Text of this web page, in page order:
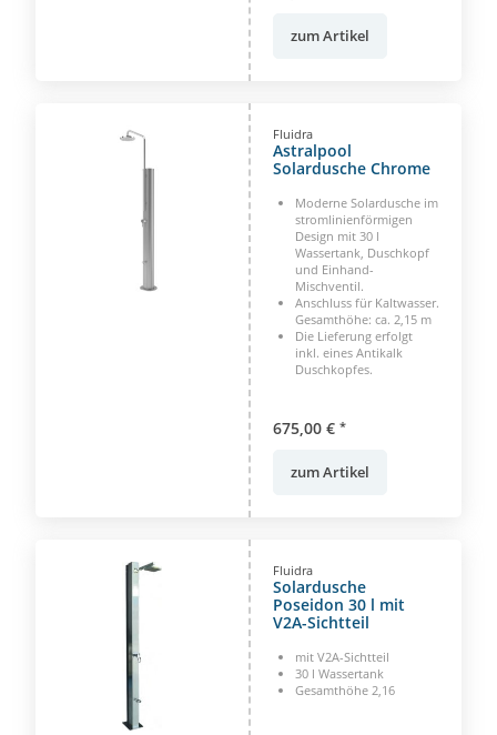
zum Artikel
Fluidra
Astralpool
Solardusche Chrome
Moderne Solardusche im
stromlinienförmigen
Design mit 30 l
Wassertank, Duschkopf
und Einhand-
Mischventil.
Anschluss für Kaltwasser.
Gesamthöhe: ca. 2,15 m
Die Lieferung erfolgt
inkl. eines Antikalk
Duschkopfes.
675,00 € *
zum Artikel
Fluidra
Solardusche
Poseidon 30 l mit
V2A-Sichtteil
mit V2A-Sichtteil
30 l Wassertank
Gesamthöhe 2,16